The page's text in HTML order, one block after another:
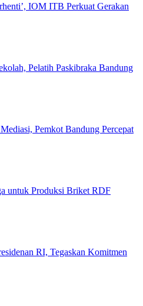
IOM ITB Perkuat Gerakan
Pelatih Paskibraka Bandung
Pemkot Bandung Percepat
untuk Produksi Briket RDF
RI, Tegaskan Komitmen